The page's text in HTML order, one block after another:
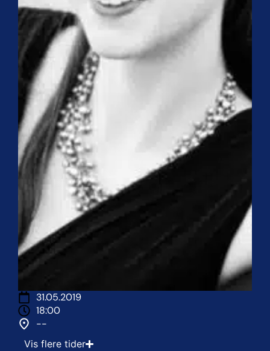
31.05.2019
18:00
--
Vis flere tider